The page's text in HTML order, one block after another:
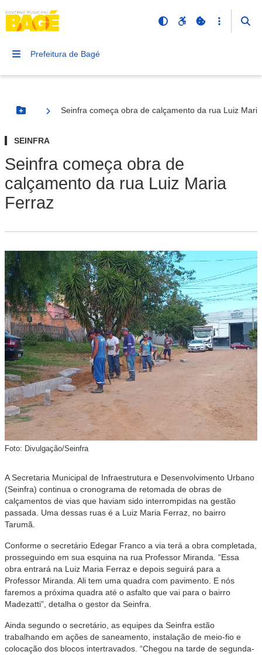
Prefeitura de Bagé
Botão Menu
Seinfra começa obra de calçamento da rua Luiz
SEINFRA
Seinfra começa obra de
calçamento da rua Luiz Maria
Ferraz
Foto: Divulgação/Seinfra
A Secretaria Municipal de Infraestrutura e Desenvolvimento Urbano
(Seinfra) continua o cronograma de retomada de obras de
calçamentos de vias que haviam sido interrompidas na gestão
passada. Uma dessas ruas é a Luiz Maria Ferraz, no bairro
Tarumã.
Conforme o secretário Edegar Franco a via terá a obra completada,
prosseguindo em sua esquina na rua Professor Miranda. “Essa
obra entrará na Luiz Maria Ferraz e depois seguirá para a
Professor Miranda. Ali tem uma quadra com pavimento. E nós
faremos a próxima quadra até o asfalto que vai para o bairro
Madezatti”, detalha o gestor da Seinfra.
Ainda segundo o secretário, as equipes da Seinfra estão
trabalhando em ações de saneamento, instalação de meio-fio e
colocação dos blocos intertravados. “Chegou na tarde de segunda-